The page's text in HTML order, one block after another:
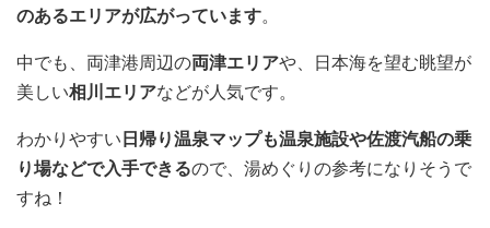
のあるエリアが広がっています。
中でも、両津港周辺の両津エリアや、日本海を望む眺望が
美しい相川エリアなどが人気です。
わかりやすい 日帰り温泉マップも温泉施設や佐渡汽船の乗
り場などで入手できるので、湯めぐりの参考になりそうで
すね！